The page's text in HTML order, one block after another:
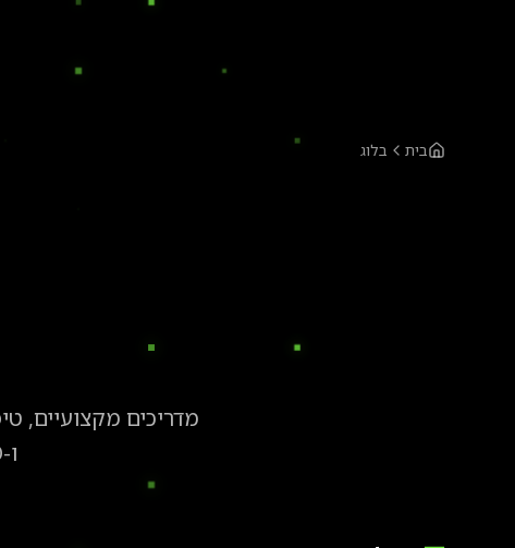
בית בלוג
ו-SEO. כל מה שצריך לדעת כדי ליצור אתרים מנצחים.